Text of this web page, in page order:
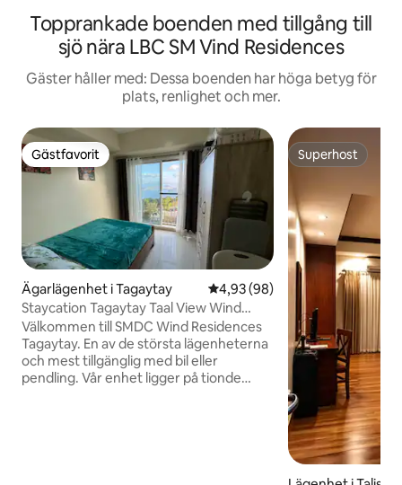
Topprankade boenden med tillgång till
sjö nära LBC SM Vind Residences
Gäster håller med: Dessa boenden har höga betyg för
plats, renlighet och mer.
Gästfavorit
Gästfavorit
Ägarlägenhet i Tagaytay 4,93 av 5 i genomsnittligt
4,93 (98)
Staycation Tagaytay Taal View Wind
Residences
Välkommen till SMDC Wind Residences
Tagaytay. En av de största lägenheterna
och mest tillgänglig med bil eller
pendling. Vår enhet ligger på tionde
Superhost
Superhost